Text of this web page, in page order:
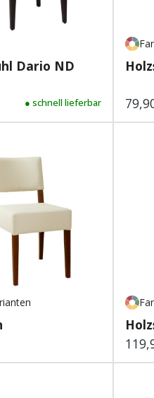
Dario ND
Preis:
● schnell lieferbar
Preis: